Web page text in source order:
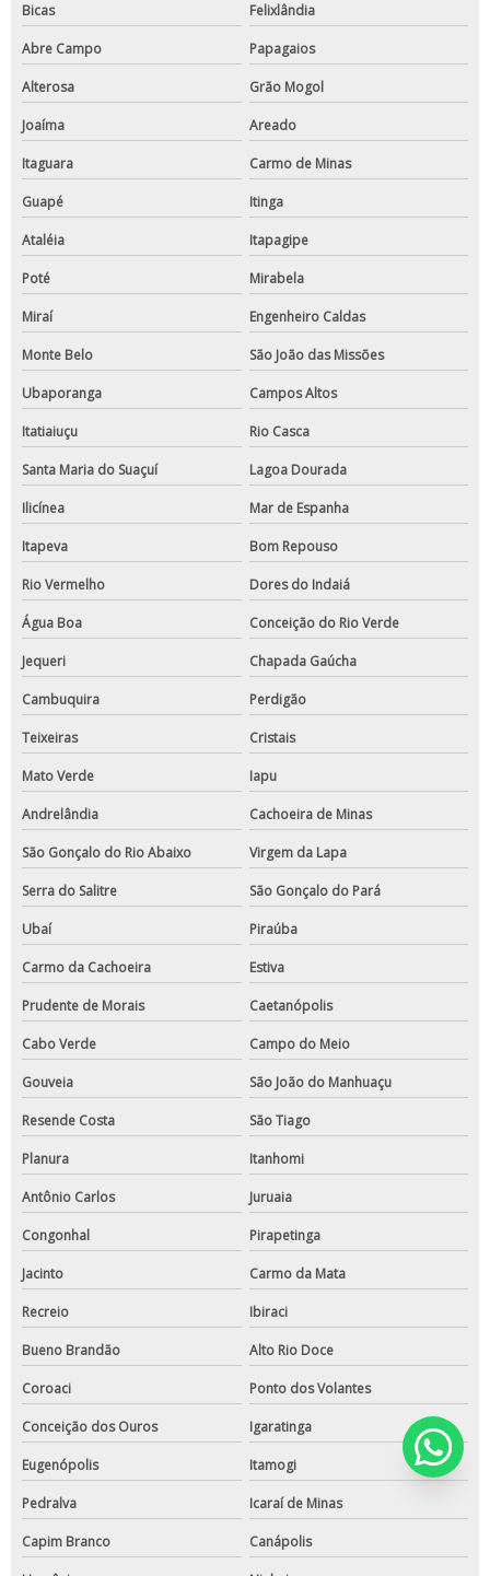
Bicas Felixlândia
Abre Campo Papagaios
Alterosa Grão Mogol
Joaíma Areado
Itaguara Carmo de Minas
Guapé Itinga
Ataléia Itapagipe
Poté Mirabela
Miraí Engenheiro Caldas
Monte Belo São João das Missões
Ubaporanga Campos Altos
Itatiaiuçu Rio Casca
Santa Maria do Suaçuí Lagoa Dourada
Ilicínea Mar de Espanha
Itapeva Bom Repouso
Rio Vermelho Dores do Indaiá
Água Boa Conceição do Rio Verde
Jequeri Chapada Gaúcha
Cambuquira Perdigão
Teixeiras Cristais
Mato Verde Iapu
Andrelândia Cachoeira de Minas
São Gonçalo do Rio Abaixo Virgem da Lapa
Serra do Salitre São Gonçalo do Pará
Ubaí Piraúba
Carmo da Cachoeira Estiva
Prudente de Morais Caetanópolis
Cabo Verde Campo do Meio
Gouveia São João do Manhuaçu
Resende Costa São Tiago
Planura Itanhomi
Antônio Carlos Juruaia
Congonhal Pirapetinga
Jacinto Carmo da Mata
Recreio Ibiraci
Bueno Brandão Alto Rio Doce
Coroaci Ponto dos Volantes
Conceição dos Ouros Igaratinga
Eugenópolis Itamogi
Pedralva Icaraí de Minas
Capim Branco Canápolis